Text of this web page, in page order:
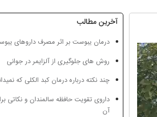
آخرین مطالب
درمان یبوست بر اثر مصرف داروهای
روش های جلوگیری از آلزایمر در جوانی
چند نکته درباره درمان کبد الکلی که
داروی تقویت حافظه سالمندان و نکاتی
آن